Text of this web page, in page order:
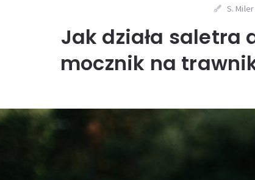
S. Miler
Jak działa saletra
mocznik na